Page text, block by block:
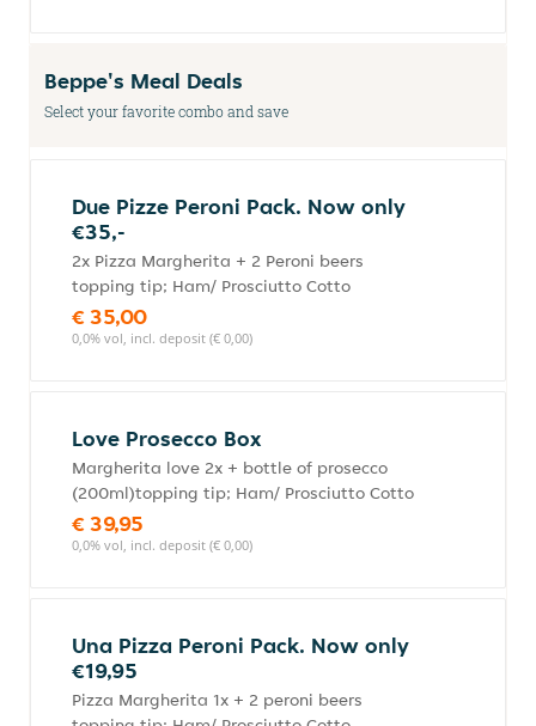
Beppe's Meal Deals
Select your favorite combo and save
Due Pizze Peroni Pack. Now only
€35,-
2x Pizza Margherita + 2 Peroni beers
topping tip; Ham/ Prosciutto Cotto
€ 35,00
0,0% vol, incl. deposit (€ 0,00)
Love Prosecco Box
Margherita love 2x + bottle of prosecco
(200ml)topping tip; Ham/ Prosciutto Cotto
€ 39,95
0,0% vol, incl. deposit (€ 0,00)
Una Pizza Peroni Pack. Now only
€19,95
Pizza Margherita 1x + 2 peroni beers